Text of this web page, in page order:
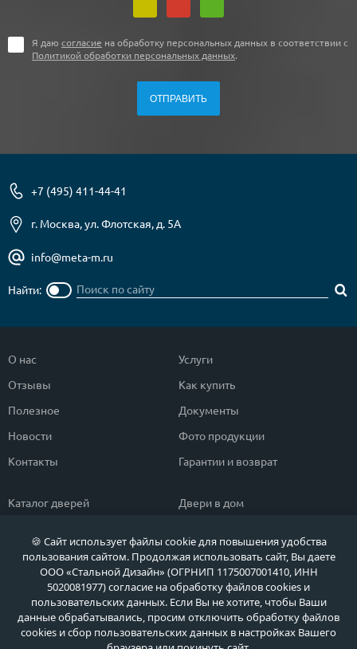
Я даю согласие на обработку персональных данных в соответствии с
Политикой обработки персональных данных.
+7 (495) 411-44-41
г. Москва, ул. Флотская, д. 5А
info@meta-m.ru
Найти:
О нас
Отзывы
Полезное
Новости
Контакты
Услуги
Как купить
Документы
Фото продукции
Гарантии и возврат
Каталог дверей
Популярные двери
Быстрый подбор двери
Двери класса ЭКОНОМ
Двери в дом
Двери в квартиру
Тамбурные двери
Противопожарные двери
🍪 Сайт использует файлы cookie для повышения удобства
пользования сайтом. Продолжая использовать сайт, Вы даете
ООО «Стальной Дизайн» (ОГРНИП 1175007001410, ИНН
5020081977) согласие на обработку файлов cookies и
пользовательских данных. Если Вы не хотите, чтобы Ваши
данные обрабатывались, просим отключить обработку файлов
cookies и сбор пользовательских данных в настройках Вашего